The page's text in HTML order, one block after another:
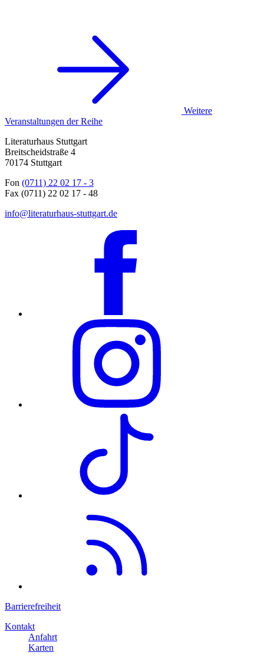
Weitere
Veranstaltungen der Reihe
Literaturhaus Stuttgart
Breitscheidstraße 4
70174 Stuttgart
Fon (0711) 22 02 17 - 3
Fax (0711) 22 02 17 - 48
info@literaturhaus-stuttgart.de
Barrierefreiheit
Kontakt
Anfahrt
Karten